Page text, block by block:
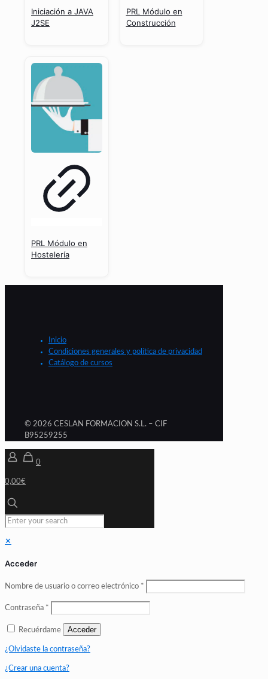
Iniciación a JAVA
J2SE
PRL Módulo en
Construcción
PRL Módulo en
Hostelería
Inicio
Condiciones generales y política de privacidad
Catálogo de cursos
© 2026 CESLAN FORMACION S.L. – CIF
B95259255
0
0,00€
✕
Acceder
Nombre de usuario o correo electrónico *
Contraseña *
Recuérdame Acceder
¿Olvidaste la contraseña?
¿Crear una cuenta?